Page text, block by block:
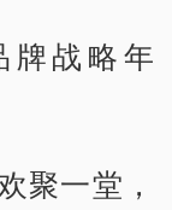
牌战略年
聚一堂，